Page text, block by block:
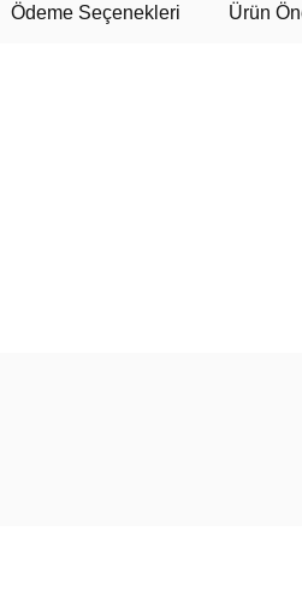
Ödeme Seçenekleri Ürün